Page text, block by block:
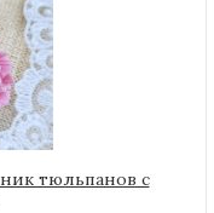
тюльпанов с